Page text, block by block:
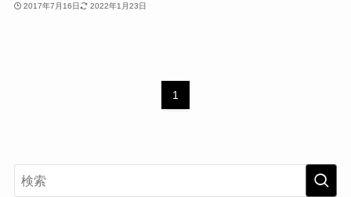
2017年7月16日 2022年1月23日
1